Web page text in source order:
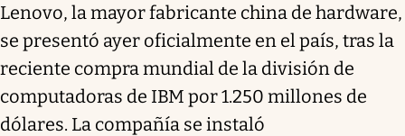
Lenovo, la mayor fabricante china de hardware,
se presentó ayer oficialmente en el país, tras la
reciente compra mundial de la división de
computadoras de IBM por 1.250 millones de
dólares. La compañía se instaló